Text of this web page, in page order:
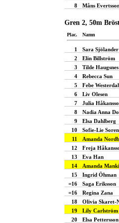
8
Måns
Gren 2, 50m
Plac. Namn
1 Sara Sjölander
2
Elin Billström
3
Tilde Haugsnes
4
Rebecca Sun
5
Febe
6
Liv Olesen
7
Julia
8
Nadia Anna
9
Elsa Dahlberg
10
Sofie-Lie
11
Amanda
12
Freja
13
Eva Han
14
Amanda
15
Ingrid Öhman
=16
Saga Eriksson
=16
Regina Zana
18
Olivia Skaret-
19
Lily Carlström
20
Elsa Pettersson